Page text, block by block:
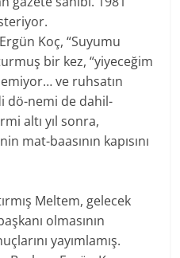
Koç, “Suyumu
bir kez, “yiyeceğim
ve ruhsatın
dö-nemi de dahil-
altı yıl sonra,
mat-baasının kapısını
Meltem, gelecek
olmasının
yayımlamış.